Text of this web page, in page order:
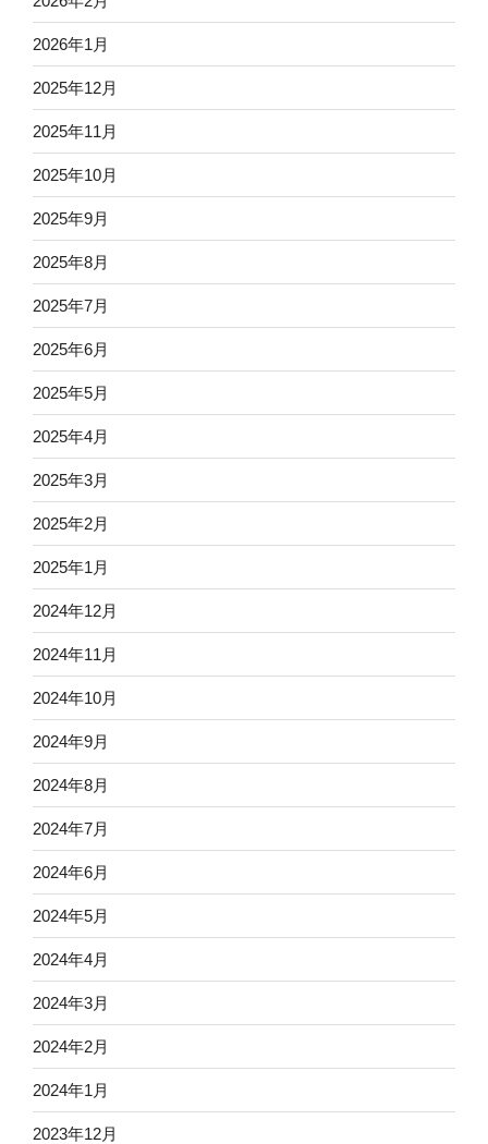
2026年1月
2025年12月
2025年11月
2025年10月
2025年9月
2025年8月
2025年7月
2025年6月
2025年5月
2025年4月
2025年3月
2025年2月
2025年1月
2024年12月
2024年11月
2024年10月
2024年9月
2024年8月
2024年7月
2024年6月
2024年5月
2024年4月
2024年3月
2024年2月
2024年1月
2023年12月